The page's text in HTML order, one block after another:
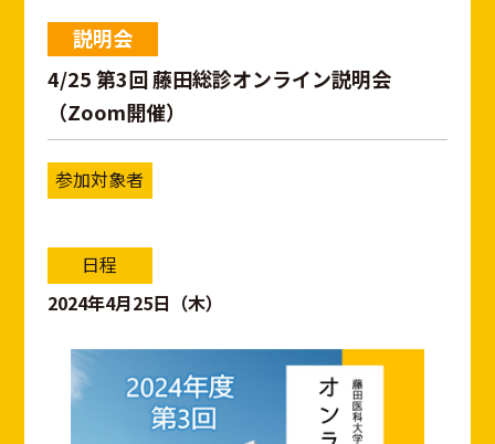
説明会
4/25 第3回 藤田総診オンライン説明会
（Zoom開催）
参加対象者
日程
2024年4月25日（木）